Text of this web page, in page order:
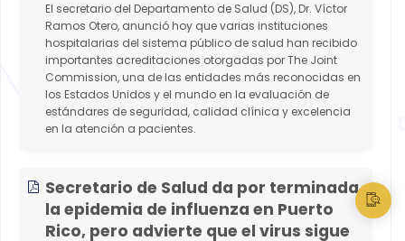
El secretario del Departamento de Salud (DS), Dr. Víctor
Ramos Otero, anunció hoy que varias instituciones
hospitalarias del sistema público de salud han recibido
importantes acreditaciones otorgadas por The Joint
Commission, una de las entidades más reconocidas en
los Estados Unidos y el mundo en la evaluación de
estándares de seguridad, calidad clínica y excelencia
en la atención a pacientes.
Secretario de Salud da por terminada
la epidemia de influenza en Puerto
Rico, pero advierte que el virus sigue